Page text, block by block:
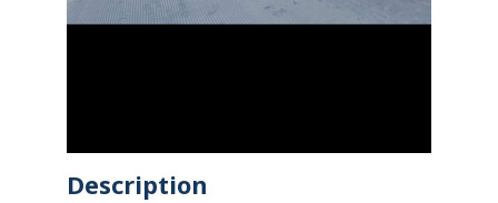
Description